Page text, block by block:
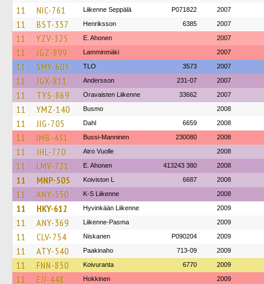
11 NIC-761 Liikenne Seppälä P071822 2007
11 BST-357 Henriksson 6385 2007
11 YZV-325 E. Ahonen 2007
11 JGZ-899 Lamminmäki 2007
11 SMY-603 TLO 3573 2007
11 JGX-811 Andersson 231-07 2007
11 TYS-869 Oravaisten Liikenne 33662 2007
11 YMZ-140 Busmo 2008
11 JIG-705 Dahl 6659 2008
11 IMB-431 Bussi-Manninen 230080 2008
11 JHL-770 Atro Vuolle 2008
11 LMV-721 E. Ahonen 413243 380 2008
11 MNP-505 Koiviston L 6687 2008
11 ANY-350 K-S Liikenne 2008
11 HKY-612 Hyvinkään Liikenne 2009
11 ANY-369 Liikenne-Pasma 2009
11 CLV-754 Niskanen P090204 2009
11 ATY-540 Paakinaho 713-09 2009
11 FNN-850 Koivuranta 6770 2009
11 EJI-448 Hokkinen 2009